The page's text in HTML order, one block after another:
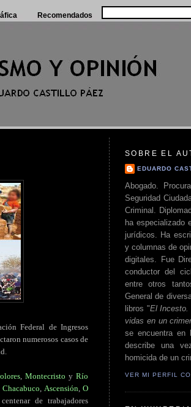
Recomendados
Federal de Ingresos
numerosos casos de
,Montecristo yRío
Chacabuco, Ascensión,O
de trabajadores
SOBRE EL
EDUARDO
Abogado.
Seguridad
Criminal.
ha especializado
jurídicos. Ha
y columnas de
digitales. Fue
conductor del
entre otros
General de
libros "El Incesto.
vidas en un
se encuentra en
describe una
homicida de un
VER MI PERFIL